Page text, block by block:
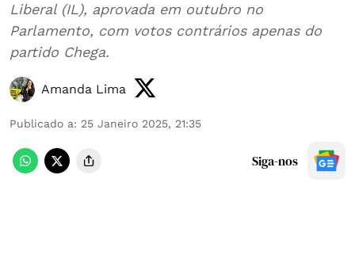
Liberal (IL), aprovada em outubro no
Parlamento, com votos contrários apenas do
partido Chega.
Amanda Lima
Publicado a: 25 Janeiro 2025, 21:35
Siga-nos